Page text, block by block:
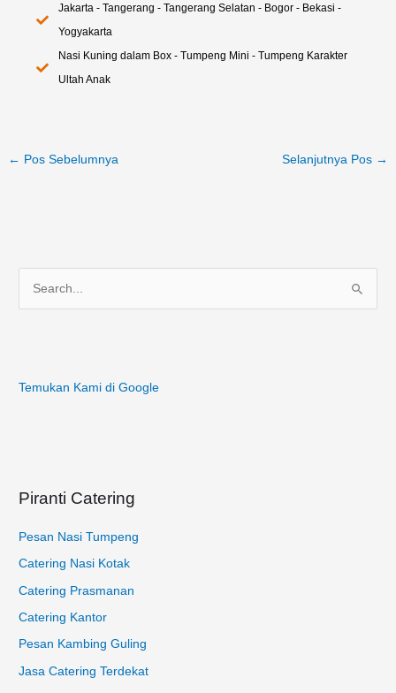
Jakarta - Tangerang - Tangerang Selatan - Bogor - Bekasi -
Yogyakarta
Nasi Kuning dalam Box - Tumpeng Mini - Tumpeng Karakter
Ultah Anak
← Pos Sebelumnya Selanjutnya Pos →
u
:
Temukan Kami di Google
Piranti Catering
Pesan Nasi Tumpeng
Catering Nasi Kotak
Catering Prasmanan
Catering Kantor
Pesan Kambing Guling
Jasa Catering Terdekat